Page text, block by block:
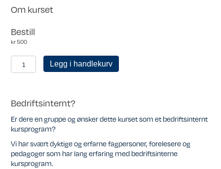
Om kurset
Bestill
kr500
medlem
Legg i handlekurv
Bedriftsinternt?
Er dere en gruppe og ønsker dette kurset som et bedriftsinternt
kursprogram?
Vi har svært dyktige og erfarne fagpersoner, forelesere og
pedagoger som har lang erfaring med bedriftsinterne
kursprogram.